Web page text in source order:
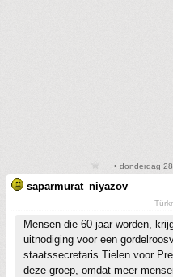
• donderdag
saparmurat_niyazov
Mensen die 60 jaar worden,
uitnodiging voor een
staatssecretaris Tielen voor
deze groep, omdat meer